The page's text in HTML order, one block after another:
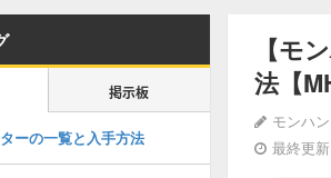
【モ
法【
モンハ
最終更
掲示板
ーの一覧と入手方法